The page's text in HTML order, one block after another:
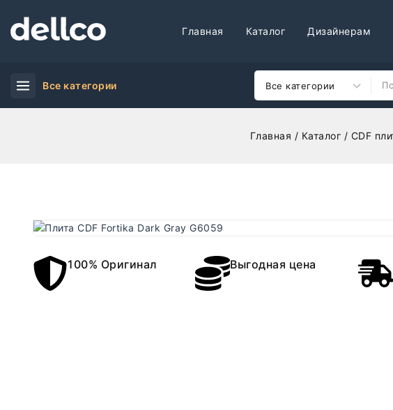
Главная Каталог Дизайнерам
Все категории
Главная / Каталог / CDF
100% Оригинал Выгодная цена